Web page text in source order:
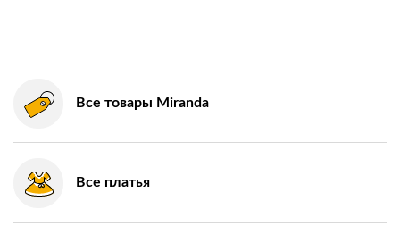
Все товары Miranda
Все платья